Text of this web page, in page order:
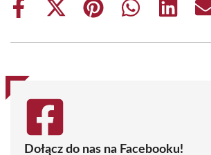
Share
Share
(Twitter)
Share
Share
Share
Dołącz do nas na Facebooku!